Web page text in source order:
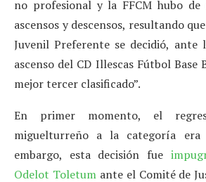
no profesional y la FFCM hubo de
ascensos y descensos, resultando
Juvenil Preferente se decidió, ante
ascenso del CD Illescas Fútbol Base
mejor tercer clasificado”.
En primer momento, el
miguelturreño a la categoría era
embargo, esta decisión fue
Odelot Toletumante el Comité de